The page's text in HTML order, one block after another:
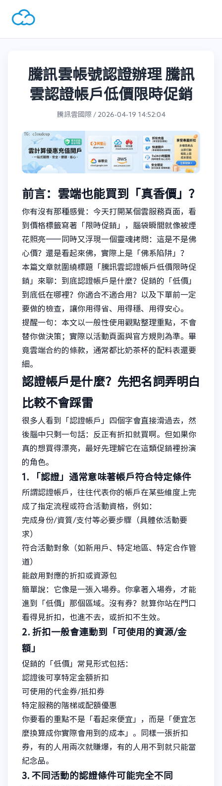
騰訊雲帳號認證辦理 騰訊
雲認證帳戶低價限時促銷
騰訊雲國際 / 2026-04-19 14:52:04
前言：雲端也能買到「真香價」？
你有沒有那種感覺：今天打開某個雲服務頁面，看
到價格標籤寫著「限時促銷」，腦袋瞬間就像被煙
花照亮——同時又浮現一個靈魂拷問：這是不是佛
心價？還是看起來佛，實際上是「佛系陷阱」？
本篇文章就圍繞標題「騰訊雲認證帳戶低價限時促
銷」來聊：到底認證帳戶是什麼？促銷的「低價」
到底低在哪裡？你適合不適合用？以及下單前一定
要做的檢查，讓你用得省、用得穩、用得安心。
提醒一句：本文以一般性使用觀點整理重點，不會
替你做決策；實際以活動頁面與官方規則為準。畢
竟雲端合約的條款，通常都比奶茶杯的配料表還要
細。
認證帳戶是什麼？先把名詞弄明白
比較不會踩雷
很多人看到「認證帳戶」四個字會直接滑過去，然
後腦中只剩一句話：反正有折扣就買啊。但如果你
真的想買得漂亮，最好先理解它在這類促銷裡扮演
的角色。
1. 「認證」通常意味著帳戶符合特定條件
所謂認證帳戶，往往代表你的帳戶在某些維度上完
成了指定流程或符合活動資格，例如：
完成身份/資質/支付等必要步驟（具體依活動要
求）
符合活動對象（如新用戶、特定地區、特定合作管
道）
能啟用對應的折扣或資源包
簡單說：它像是一張入場券。你拿著入場券，才能
進到「低價」那個區域。沒有券？就算你站在門口
看得見折扣，也進不去，或折扣不生效。
2. 折扣一般會連動到「可使用的資源/金
額」
促銷的「低價」常見形式包括：
認證後可享特定金額折扣
可使用的代金券/抵扣券
特定服務的階梯或配額優惠
你要看的重點不是「看起來便宜」，而是「便宜怎
麼換算成你實際會用到的成本」。同樣一張折扣
券，有的人用兩次就賺爆，有的人用不到就只能當
紀念品。
3. 不同活動的認證條件可能完全不同